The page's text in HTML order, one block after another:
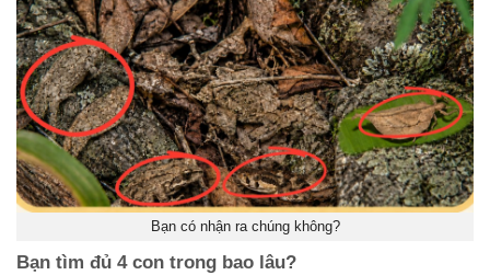
Bạn có nhận ra chúng không?
Bạn tìm đủ 4 con trong bao lâu?